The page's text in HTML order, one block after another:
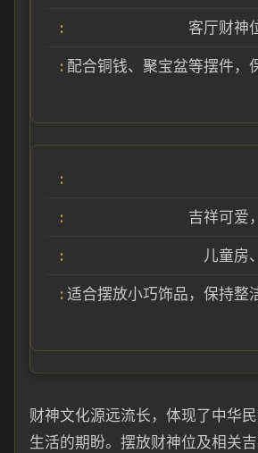
客厅财神
配合铜钱、聚宝盆等摆件，
吉祥可爱
儿童房
适合摆放小巧饰品，保持整
财神文化源远流长，体现了中华
生活的期盼。摆放财神位及相关